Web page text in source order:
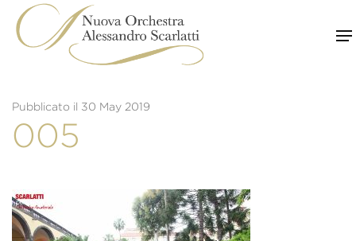
content
Pubblicato il 30 May 2019
005